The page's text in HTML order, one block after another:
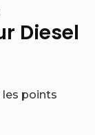
Diesel
les points